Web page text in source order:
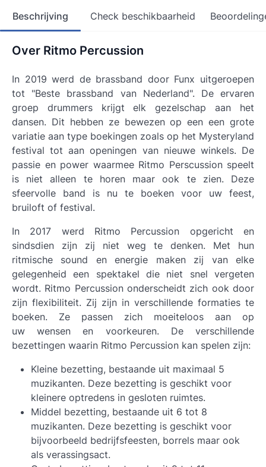
Beschrijving Check beschikbaarheid
Over Ritmo Percussion
In 2019 werd de brassband door Funx uitgeroepen
tot "Beste brassband van Nederland". De ervaren
groep drummers krijgt elk gezelschap aan het
dansen. Dit hebben ze bewezen op een een grote
variatie aan type boekingen zoals op het Mysteryland
festival tot aan openingen van nieuwe winkels. De
passie en power waarmee Ritmo Perscussion speelt
is niet alleen te horen maar ook te zien. Deze
sfeervolle band is nu te boeken voor uw feest,
bruiloft of festival.
In 2017 werd Ritmo Percussion opgericht en
sindsdien zijn zij niet weg te denken. Met hun
ritmische sound en energie maken zij van elke
gelegenheid een spektakel die niet snel vergeten
wordt. Ritmo Percussion onderscheidt zich ook door
zijn flexibiliteit. Zij zijn in verschillende formaties te
boeken. Ze passen zich moeiteloos aan op
uw wensen en voorkeuren. De verschillende
bezettingen waarin Ritmo Percussion kan spelen zijn:
Kleine bezetting, bestaande uit maximaal 5
muzikanten. Deze bezetting is geschikt voor
kleinere optredens in gesloten ruimtes.
Middel bezetting, bestaande uit 6 tot 8
muzikanten. Deze bezetting is geschikt voor
bijvoorbeeld bedrijfsfeesten, borrels maar ook
als verassingsact.